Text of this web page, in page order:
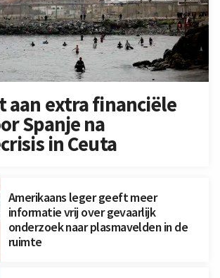
aan extra financiële
Spanje na
in Ceuta
Amerikaans leger geeft meer
informatie vrij over gevaarlijk
onderzoek naar plasmavelden in de
ruimte